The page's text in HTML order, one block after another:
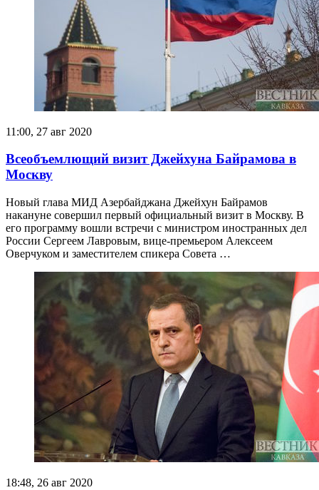
11:00, 27 авг 2020
Всеобъемлющий визит Джейхуна Байрамова в
Москву
Новый глава МИД Азербайджана Джейхун Байрамов
накануне совершил первый официальный визит в Москву. В
его программу вошли встречи с министром иностранных дел
России Сергеем Лавровым, вице-премьером Алексеем
Оверчуком и заместителем спикера Совета …
18:48, 26 авг 2020